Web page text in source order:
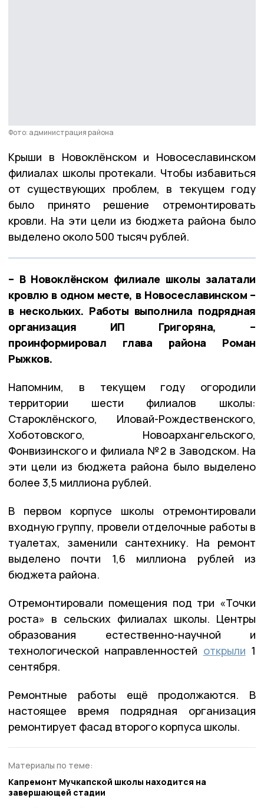
Фото: администрация района
Крыши в Новоклёнском и Новосеславинском
филиалах школы протекали. Чтобы избавиться
от существующих проблем, в текущем году
было принято решение отремонтировать
кровли. На эти цели из бюджета района было
выделено около 500 тысяч рублей.
– В Новоклёнском филиале школы залатали
кровлю в одном месте, в Новосеславинском –
в нескольких. Работы выполнила подрядная
организация ИП Григоряна, –
проинформировал глава района Роман
Рыжков.
Напомним, в текущем году огородили
территории шести филиалов школы:
Староклёнского, Иловай-Рождественского,
Хоботовского, Новоархангельского,
Фонвизинского и филиала №2 в Заводском. На
эти цели из бюджета района было выделено
более 3,5 миллиона рублей.
В первом корпусе школы отремонтировали
входную группу, провели отделочные работы в
туалетах, заменили сантехнику. На ремонт
выделено почти 1,6 миллиона рублей из
бюджета района.
Отремонтировали помещения под три «Точки
роста» в сельских филиалах школы. Центры
образования естественно-научной и
технологической направленностей открыли 1
сентября.
Ремонтные работы ещё продолжаются. В
настоящее время подрядная организация
ремонтирует фасад второго корпуса школы.
Материалы по теме:
Капремонт Мучкапской школы находится на
завершающей стадии